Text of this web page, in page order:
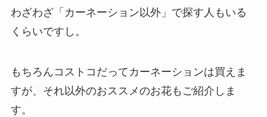
わざわざ「カーネーション以外」で探す人もいる
くらいですし。
もちろんコストコだってカーネーションは買えま
すが、それ以外のおススメのお花もご紹介しま
す。